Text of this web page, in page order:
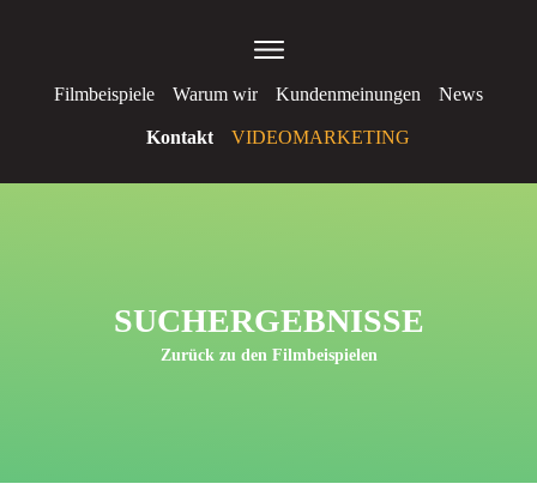
Filmbeispiele Warum wir Kundenmeinungen News
Kontakt VIDEOMARKETING
SUCHERGEBNISSE
Zurück zu den Filmbeispielen